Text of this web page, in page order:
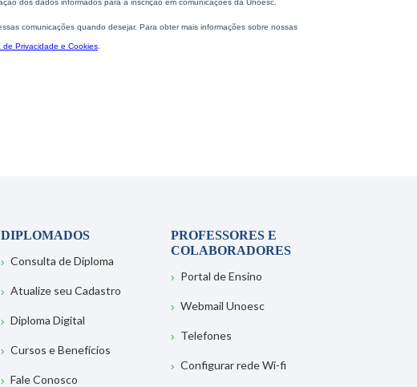
DIPLOMADOS
Consulta de Diploma
Atualize seu Cadastro
Diploma Digital
Cursos e Benefícios
Fale Conosco
PROFESSORES E
COLABORADORES
Portal de Ensino
Webmail Unoesc
Telefones
Configurar rede Wi-fi